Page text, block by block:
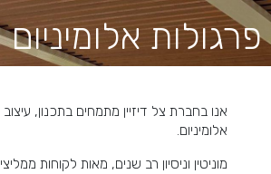
פרגולות אלומיניום
אנו בחברת צל דיזיין מתמחים בתכנון,
אלומיניום.
מוניטין וניסיון רב שנים, מאות לקוחות